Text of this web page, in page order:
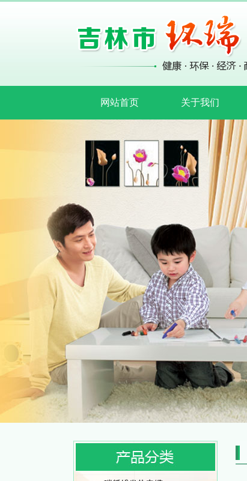
网站首页 关于我们